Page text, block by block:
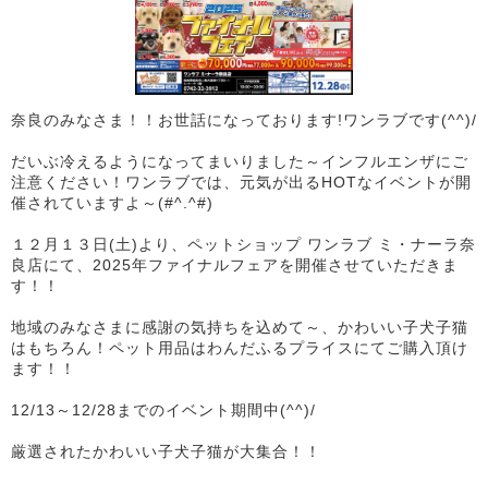
奈良のみなさま！！お世話になっております!ワンラブです(^^)/
だいぶ冷えるようになってまいりました～インフルエンザにご
注意ください！ワンラブでは、元気が出るHOTなイベントが開
催されていますよ～(#^.^#)
１２月１３日(土)より、ペットショップ ワンラブ ミ・ナーラ奈
良店にて、2025年ファイナルフェアを開催させていただきま
す！！
地域のみなさまに感謝の気持ちを込めて～、かわいい子犬子猫
はもちろん！ペット用品はわんだふるプライスにてご購入頂け
ます！！
12/13～12/28までのイベント期間中(^^)/
厳選されたかわいい子犬子猫が大集合！！